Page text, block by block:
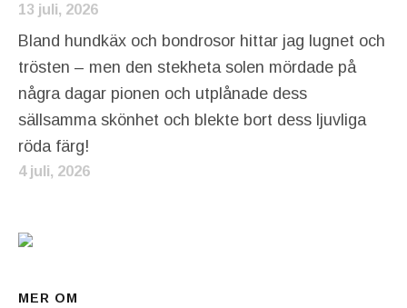
13 juli, 2026
Bland hundkäx och bondrosor hittar jag lugnet och
trösten – men den stekheta solen mördade på
några dagar pionen och utplånade dess
sällsamma skönhet och blekte bort dess ljuvliga
röda färg!
4 juli, 2026
MER OM